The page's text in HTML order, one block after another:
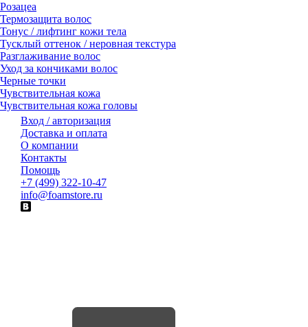
Розацеа
Термозащита волос
Тонус / лифтинг кожи тела
Тусклый оттенок / неровная текстура
Разглаживание волос
Уход за кончиками волос
Черные точки
Чувствительная кожа
Чувствительная кожа головы
Вход / авторизация
Доставка и оплата
О компании
Контакты
Помощь
+7 (499) 322-10-47
info@foamstore.ru